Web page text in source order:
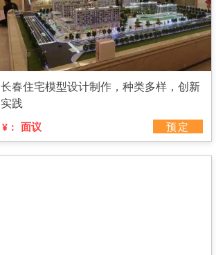
长春住宅模型设计制作，种类多样，创新
实践
¥： 面议 预定